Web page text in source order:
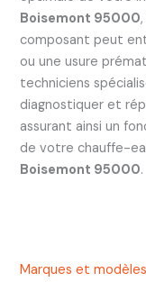
Boisemont 95000
composant peut
ou une usure
techniciens
diagnostiquer et
assurant ainsi un
de votre chauffe-
Boisemont 95000.
Marques et